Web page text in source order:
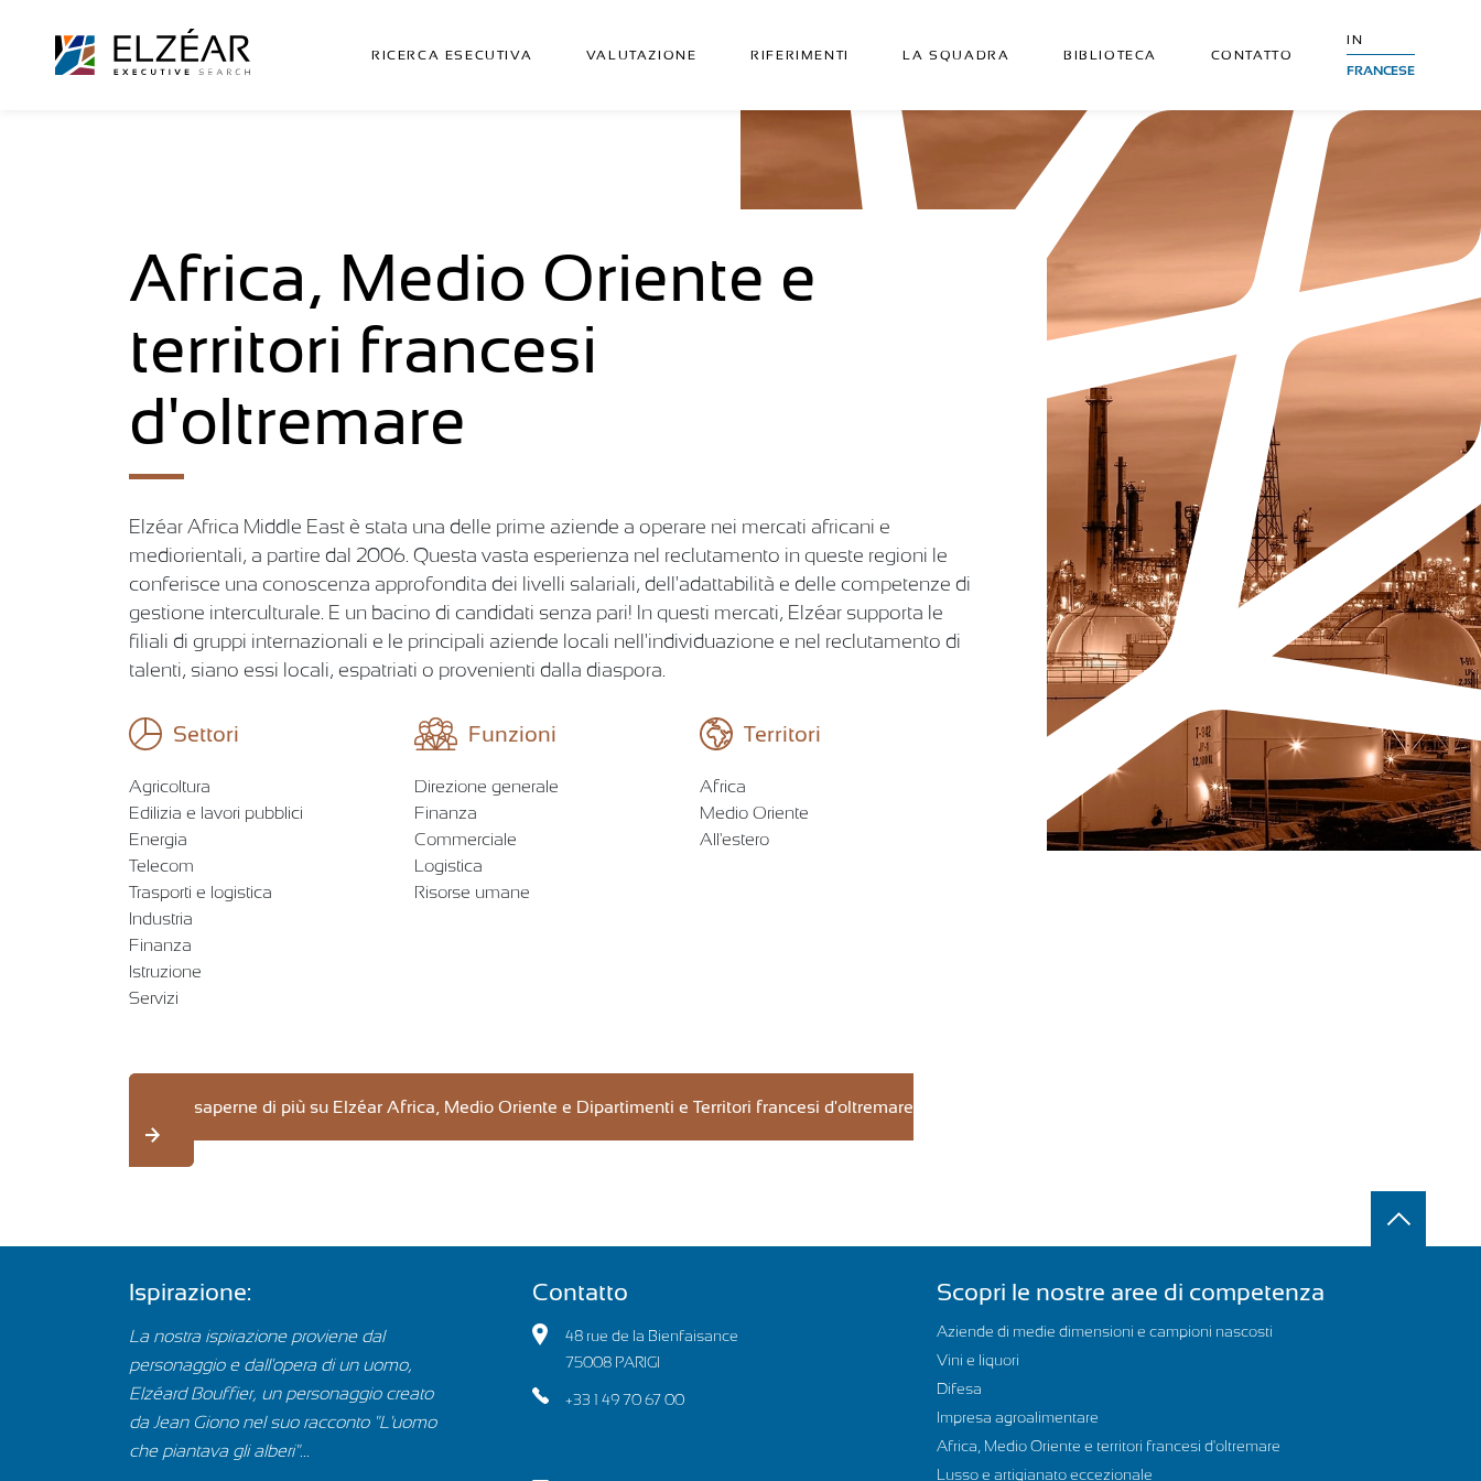
RICERCA ESECUTIVA VALUTAZIONE RIFERIMENTI LA SQUADRA BIBLIOTECA CONTATTO
IN
FRANCESE
Africa, Medio Oriente e
territori francesi
d'oltremare
Elzéar Africa Middle East è stata una delle prime aziende a operare nei mercati africani e
mediorientali, a partire dal 2006. Questa vasta esperienza nel reclutamento in queste regioni le
conferisce una conoscenza approfondita dei livelli salariali, dell'adattabilità e delle competenze di
gestione interculturale. E un bacino di candidati senza pari! In questi mercati, Elzéar supporta le
filiali di gruppi internazionali e le principali aziende locali nell'individuazione e nel reclutamento di
talenti, siano essi locali, espatriati o provenienti dalla diaspora.
Settori
Agricoltura
Edilizia e lavori pubblici
Energia
Telecom
Trasporti e logistica
Industria
Finanza
Istruzione
Servizi
Funzioni
Direzione generale
Finanza
Commerciale
Logistica
Risorse umane
Territori
Africa
Medio Oriente
All'estero
Per saperne di più su Elzéar Africa, Medio Oriente e Dipartimenti e Territori francesi d'oltremare
Ispirazione:
La nostra ispirazione proviene dal
personaggio e dall'opera di un uomo,
Elzéard Bouffier, un personaggio creato
da Jean Giono nel suo racconto "L'uomo
che piantava gli alberi"...
Contatto
48 rue de la Bienfaisance
75008 PARIGI
+33 1 49 70 67 00
Scopri le nostre aree di competenza
Aziende di medie dimensioni e campioni nascosti
Vini e liquori
Difesa
Impresa agroalimentare
Africa, Medio Oriente e territori francesi d'oltremare
Lusso e artigianato eccezionale